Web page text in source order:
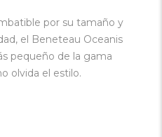
por su tamaño y
el Beneteau Oceanis
pequeño de la gama
olvida el estilo.